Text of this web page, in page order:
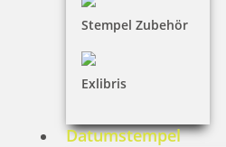
Stempel Zubehör
Exlibris
Datumstempel
18,80 €